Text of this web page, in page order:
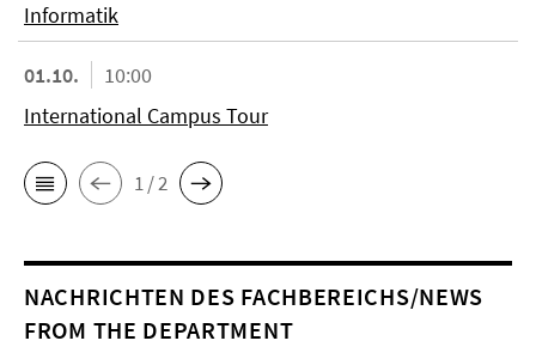
Informatik
01.10.
10:00
International Campus Tour
1 / 2
NACHRICHTEN DES FACHBEREICHS/NEWS
FROM THE DEPARTMENT